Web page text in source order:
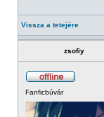
Vissza a tetejére
zsofiy
Fanficbúvár